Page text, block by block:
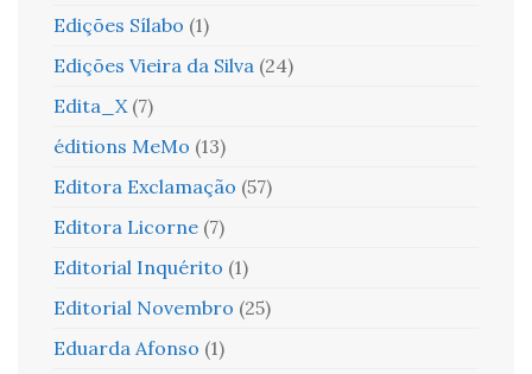
Edições Sílabo (1)
Edições Vieira da Silva (24)
Edita_X (7)
éditions MeMo (13)
Editora Exclamação (57)
Editora Licorne (7)
Editorial Inquérito (1)
Editorial Novembro (25)
Eduarda Afonso (1)